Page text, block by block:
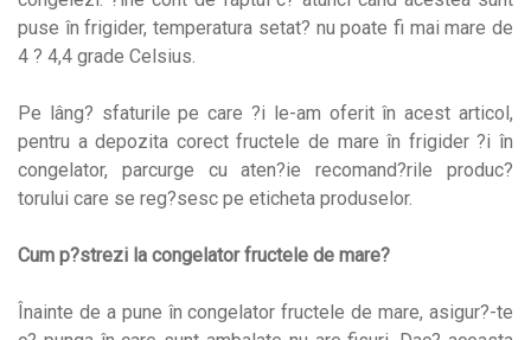
puse în frigider, temperatura setat? nu poate fi mai mare de
4 ? 4,4 grade Celsius.
Pe lâng? sfaturile pe care ?i le-am oferit în acest articol,
pentru a depozita corect fructele de mare în frigider ?i în
congelator, parcurge cu aten?ie recomand?rile produc?
torului care se reg?sesc pe eticheta produselor.
Cum p?strezi la congelator fructele de mare?
Înainte de a pune în congelator fructele de mare, asigur?-te